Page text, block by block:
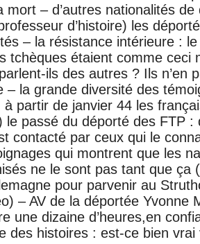
mort – d’autres nationalités
d’histoire) les
– la résistance intérieure :
tchèques étaient comme ceci
ils des autres ? Ils n’en
– la grande diversité des
partir de janvier 44 les
le passé du déporté des FTP :
contacté par ceux qui le
qui montrent que les
ne le sont pas tant que ça
pour parvenir au
– AV de la déportée Yvonne
une dizaine d’heures,en
des histoires : est-ce bien vrai